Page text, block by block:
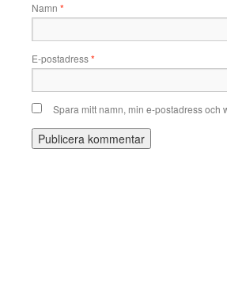
Namn *
E-postadress*
Spara mitt namn, min e-postadress